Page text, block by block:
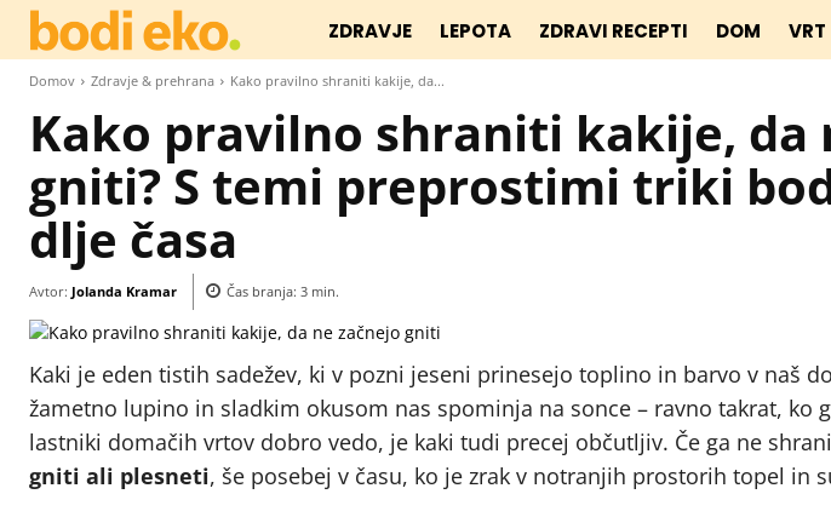
ZDRAVJE LEPOTA ZDRAVI RECEPTI DOM VRT
Domov Zdravje & prehrana Kako pravilno shraniti kakije, da...
Kako pravilno shraniti kakije, da
gniti? S temi preprostimi triki
dlje časa
Avtor: Jolanda Kramar Čas branja: 3 min.
Kaki je eden tistih sadežev, ki v pozni jeseni prinesejo toplino in barvo v naš
žametno lupino in sladkim okusom nas spominja na sonce – ravno takrat, ko
lastniki domačih vrtov dobro vedo, je kaki tudi precej občutljiv. Če ga ne
gniti ali plesneti, še posebej v času, ko je zrak v notranjih prostorih topel in